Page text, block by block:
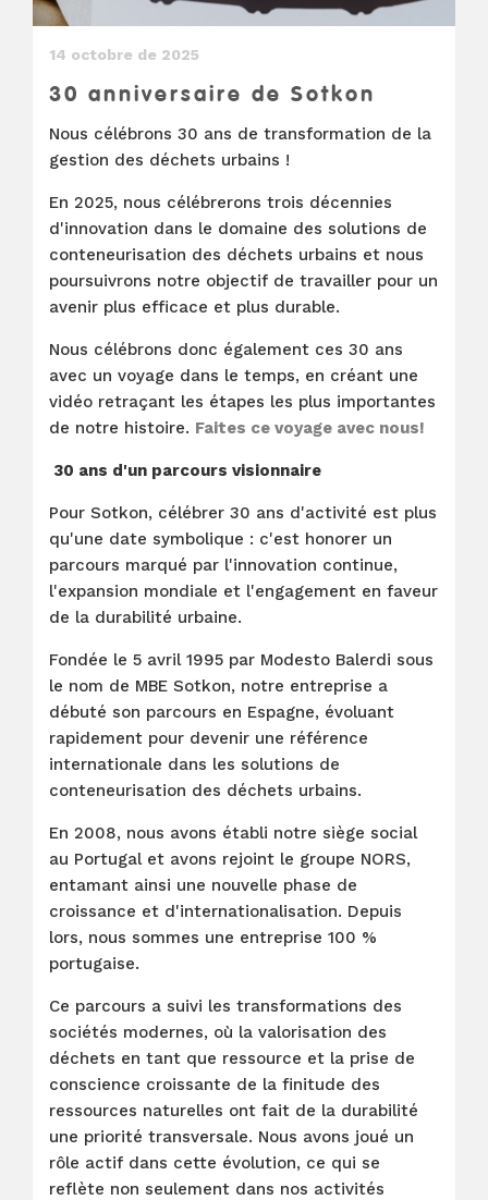
14 octobre de 2025
30 anniversaire de Sotkon
Nous célébrons 30 ans de transformation de la
gestion des déchets urbains !
En 2025, nous célébrerons trois décennies
d'innovation dans le domaine des solutions de
conteneurisation des déchets urbains et nous
poursuivrons notre objectif de travailler pour un
avenir plus efficace et plus durable.
Nous célébrons donc également ces 30 ans
avec un voyage dans le temps, en créant une
vidéo retraçant les étapes les plus importantes
de notre histoire. Faites ce voyage avec nous!
30 ans d'un parcours visionnaire
Pour Sotkon, célébrer 30 ans d'activité est plus
qu'une date symbolique : c'est honorer un
parcours marqué par l'innovation continue,
l'expansion mondiale et l'engagement en faveur
de la durabilité urbaine.
Fondée le 5 avril 1995 par Modesto Balerdi sous
le nom de MBE Sotkon, notre entreprise a
débuté son parcours en Espagne, évoluant
rapidement pour devenir une référence
internationale dans les solutions de
conteneurisation des déchets urbains.
En 2008, nous avons établi notre siège social
au Portugal et avons rejoint le groupe NORS,
entamant ainsi une nouvelle phase de
croissance et d'internationalisation. Depuis
lors, nous sommes une entreprise 100 %
portugaise.
Ce parcours a suivi les transformations des
sociétés modernes, où la valorisation des
déchets en tant que ressource et la prise de
conscience croissante de la finitude des
ressources naturelles ont fait de la durabilité
une priorité transversale. Nous avons joué un
rôle actif dans cette évolution, ce qui se
reflète non seulement dans nos activités